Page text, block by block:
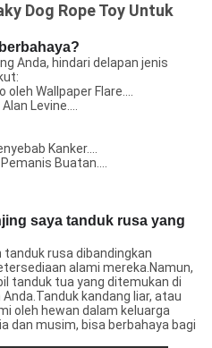
Dog Rope Toy Untuk
Anda, hindari delapan jenis
oleh Wallpaper Flare....
Levine....
Kanker....
Buatan....
saya tanduk rusa yang
tanduk rusa dibandingkan
alami mereka.Namun,
tanduk tua yang ditemukan di
kandang liar, atau
oleh hewan dalam keluarga
dan musim, bisa berbahaya bagi